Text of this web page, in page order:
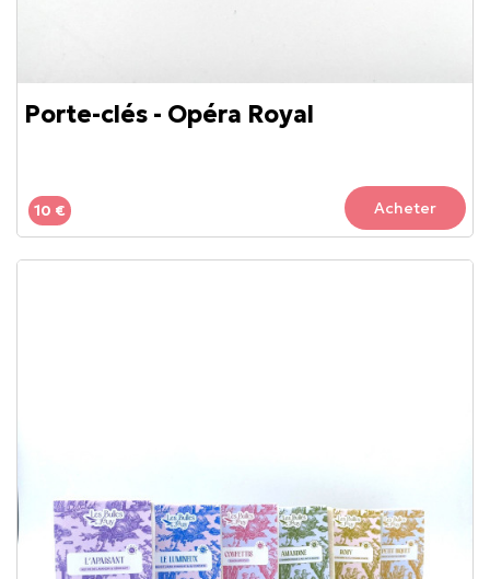
Porte-clés - Opéra Royal
10 € Acheter